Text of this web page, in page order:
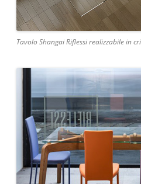
Tavolo Shangai Riflessi realizzabile in